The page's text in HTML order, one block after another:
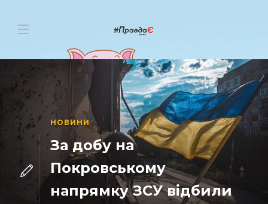
НОВИНИ
За добу на
Покровському
напрямку ЗСУ відбили